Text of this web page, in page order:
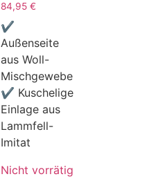
84,95 €
✔
Außenseite
aus Woll-
Mischgewebe
✔ Kuschelige
Einlage aus
Lammfell-
Imitat
Nicht vorrätig